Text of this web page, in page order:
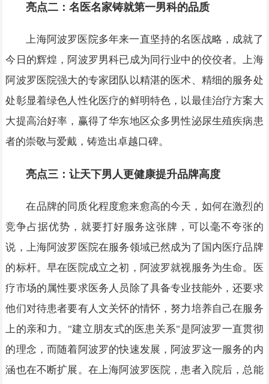
亮点二：名医名家铸就第一男科的品质
上海阿波罗医院多年来一直坚持的名医战略，成就了
今日的辉煌，阿波罗男科已成为同行业中的佼佼者。上海
阿波罗医院强大的专家团队以精湛的医术、精细的服务处
处彰显着绿色人性化医疗的鲜明特色，以最佳治疗方案大
大提高治好率，赢得了华东地区众多男性泌尿生殖疾病患
者的崇敬与爱戴，铸造出卓越口碑。
亮点三：让天下男人更健康提升品牌高度
在品牌的同质化程度愈来愈高的今天，如何在激烈的
竞争占据优势，就要打好服务这张牌，可以毫不夸张的
说，上海阿波罗医院在服务领域已然成为了国内医疗品牌
的标杆。早在医院成立之初，阿波罗就视服务为生命。医
疗市场的属性要求医务人员除了具备专业技能外，还要求
他们对待患者要有人文关怀的情怀，努力培养自己在服务
上的亲和力。"建立朋友式的医患关系"是阿波罗一直贯彻
的理念，而随着阿波罗的快速发展，阿波罗这一服务的内
涵也在不断扩展。在上海阿波罗医院，患者入院后，总能